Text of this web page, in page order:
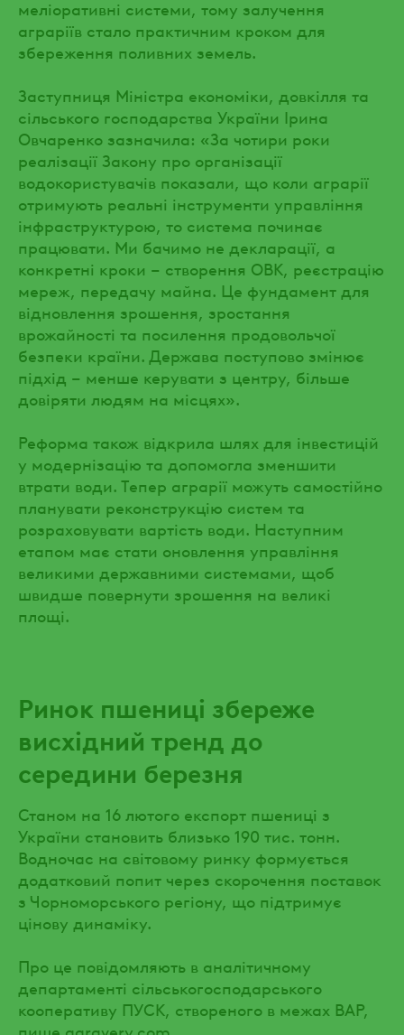
меліоративні системи, тому залучення
аграріїв стало практичним кроком для
збереження поливних земель.
Заступниця Міністра економіки, довкілля та
сільського господарства України Ірина
Овчаренко зазначила: «За чотири роки
реалізації Закону про організації
водокористувачів показали, що коли аграрії
отримують реальні інструменти управління
інфраструктурою, то система починає
працювати. Ми бачимо не декларації, а
конкретні кроки – створення ОВК, реєстрацію
мереж, передачу майна. Це фундамент для
відновлення зрошення, зростання
врожайності та посилення продовольчої
безпеки країни. Держава поступово змінює
підхід – менше керувати з центру, більше
довіряти людям на місцях».
Реформа також відкрила шлях для інвестицій
у модернізацію та допомогла зменшити
втрати води. Тепер аграрії можуть самостійно
планувати реконструкцію систем та
розраховувати вартість води. Наступним
етапом має стати оновлення управління
великими державними системами, щоб
швидше повернути зрошення на великі
площі.
Ринок пшениці збереже
висхідний тренд до
середини березня
Станом на 16 лютого експорт пшениці з
України становить близько 190 тис. тонн.
Водночас на світовому ринку формується
додатковий попит через скорочення поставок
з Чорноморського регіону, що підтримує
цінову динаміку.
Про це повідомляють в аналітичному
департаменті сільськогосподарського
кооперативу ПУСК, створеного в межах ВАР,
пише agravery.com.